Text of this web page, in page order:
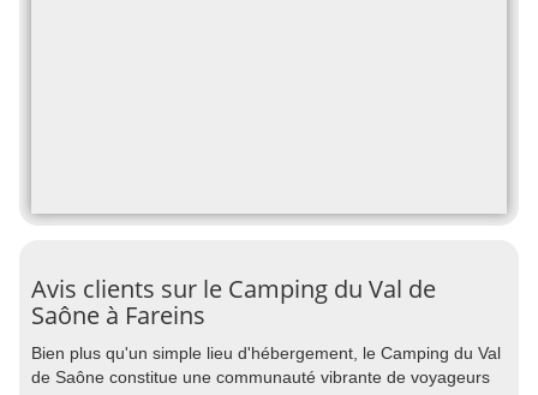
Avis clients sur le Camping du Val de
Saône à Fareins
Bien plus qu'un simple lieu d'hébergement, le Camping du Val
de Saône constitue une communauté vibrante de voyageurs